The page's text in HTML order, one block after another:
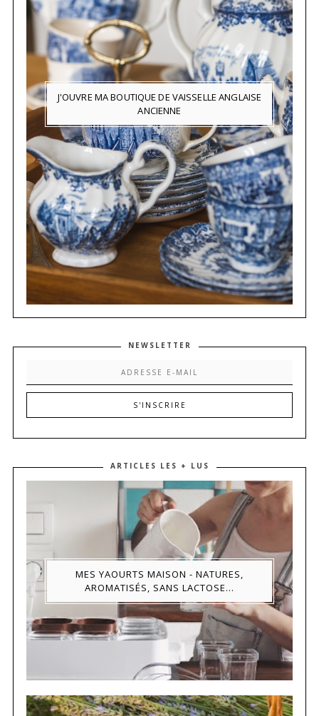
J'OUVRE MA BOUTIQUE DE VAISSELLE ANGLAISE
ANCIENNE
NEWSLETTER
ARTICLES LES + LUS
MES YAOURTS MAISON - NATURES,
AROMATISÉS, SANS LACTOSE...